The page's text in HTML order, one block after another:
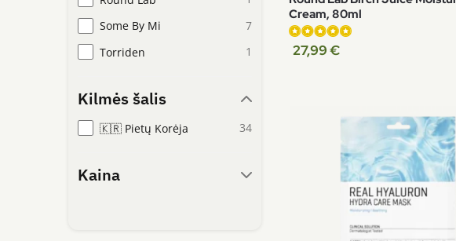
Cream, 80ml
Įvertinimas:
27,99€
Some By Mi
7
Torriden
1
Kilmės šalis
🇰🇷 Pietų Korėja 34
Kaina